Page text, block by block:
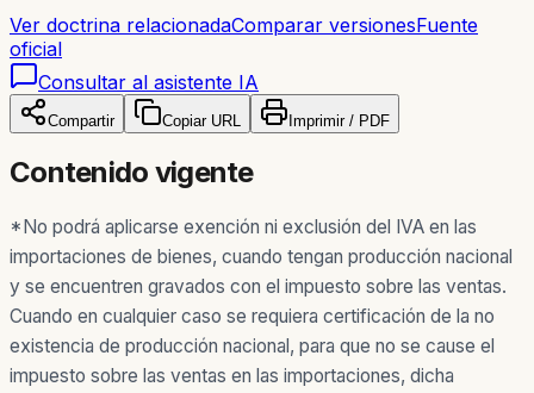
Ver doctrina relacionadaComparar versionesFuente
oficial
Consultar al asistente IA
Compartir Copiar URL Imprimir / PDF
Contenido vigente
*No podrá aplicarse exención ni exclusión del IVA en las
importaciones de bienes, cuando tengan producción nacional
y se encuentren gravados con el impuesto sobre las ventas.
Cuando en cualquier caso se requiera certificación de la no
existencia de producción nacional, para que no se cause el
impuesto sobre las ventas en las importaciones, dicha